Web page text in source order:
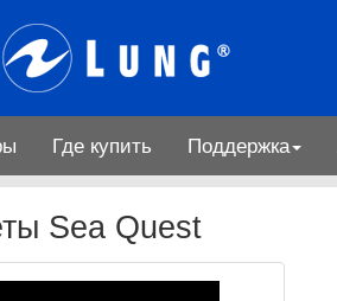
Где купить Поддержка
Sea Quest